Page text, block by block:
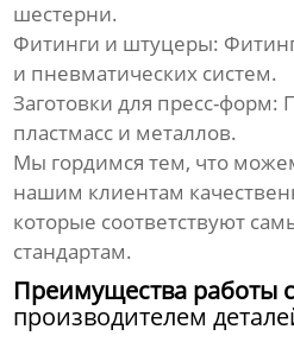
шестерни.
Фитинги и штуцеры:
и пневматических систем.
Заготовки для пресс-форм:
пластмасс и металлов.
Мы гордимся тем, что
нашим клиентам
которые соответствуют
стандартам.
Преимущества работы
производителем